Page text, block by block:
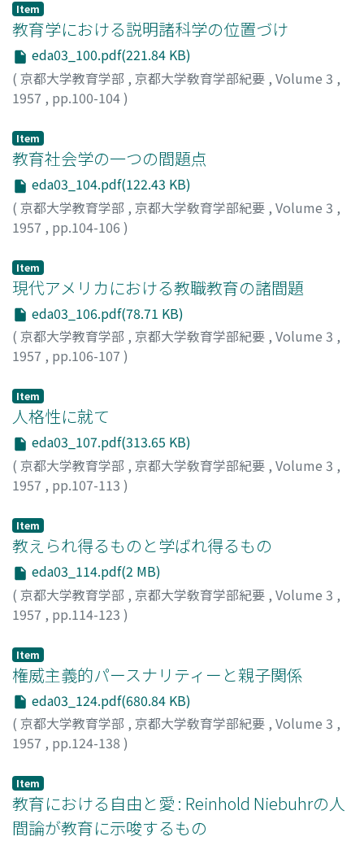
Item
教育学における説明諸科学の位置づけ
eda03_100.pdf(221.84 KB)
( 京都大学教育学部 , 京都大学敎育学部紀要 , Volume 3 ,
1957 , pp.100-104)
Item
教育社会学の一つの間題点
eda03_104.pdf(122.43 KB)
( 京都大学教育学部 , 京都大学敎育学部紀要 , Volume 3 ,
1957 , pp.104-106 )
Item
現代アメリカにおける教職教育の諸間題
eda03_106.pdf(78.71 KB)
( 京都大学教育学部 , 京都大学敎育学部紀要 , Volume 3 ,
1957 , pp.106-107 )
Item
人格性に就て
eda03_107.pdf(313.65 KB)
( 京都大学教育学部 , 京都大学敎育学部紀要 , Volume 3 ,
1957 , pp.107-113 )
Item
教えられ得るものと学ばれ得るもの
eda03_114.pdf(2 MB)
( 京都大学教育学部 , 京都大学敎育学部紀要 , Volume 3 ,
1957 , pp.114-123 )
Item
権威主義的パースナリティーと親子関係
eda03_124.pdf(680.84 KB)
( 京都大学教育学部 , 京都大学敎育学部紀要 , Volume 3 ,
1957 , pp.124-138 )
Item
教育における自由と愛 : Reinhold Niebuhrの人
間論が教育に示唆するもの